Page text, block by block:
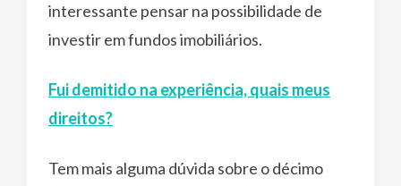
interessante pensar na possibilidade de
investir em fundos imobiliários.
Fui demitido na experiência, quais meus
direitos?
Tem mais alguma dúvida sobre o décimo